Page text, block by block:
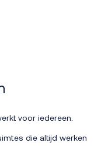
voor iedereen.
die altijd werken